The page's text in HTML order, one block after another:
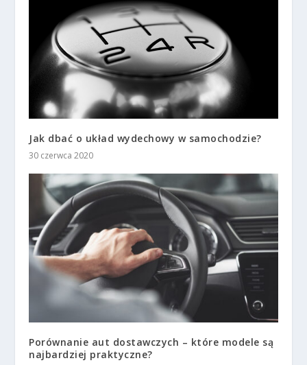
Jak dbać o układ wydechowy w samochodzie?
30 czerwca 2020
Porównanie aut dostawczych – które modele są
najbardziej praktyczne?